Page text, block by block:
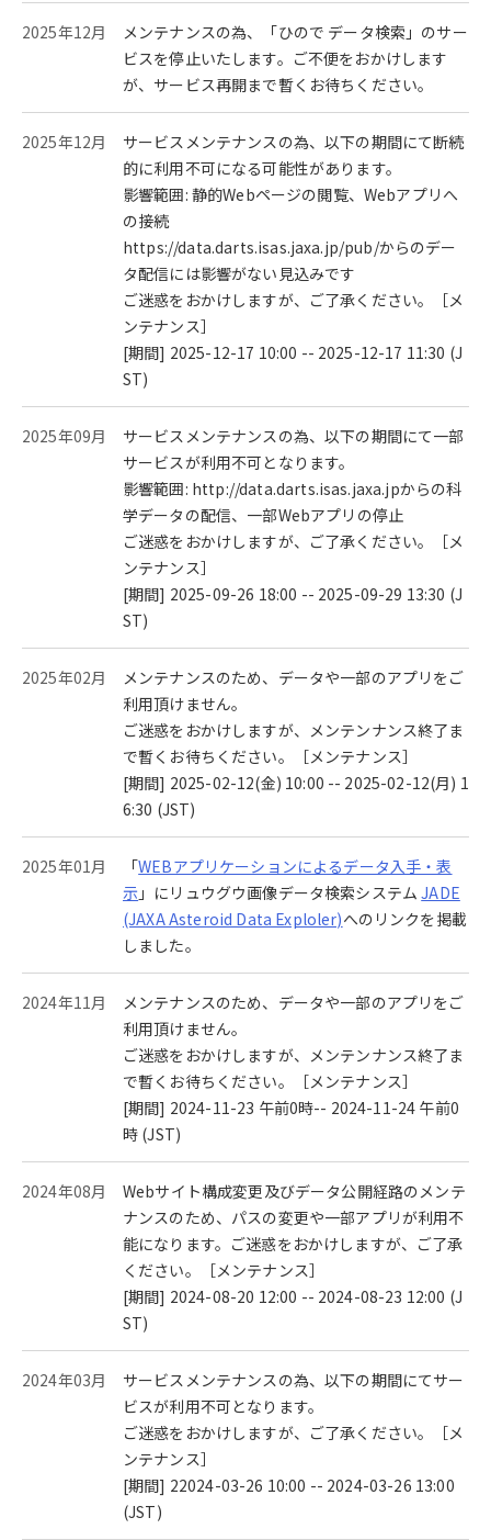
2025年12月
メンテナンスの為、「ひので データ検索」のサー
ビスを停止いたします。ご不便をおかけします
が、サービス再開まで暫くお待ちください。
2025年12月
サービスメンテナンスの為、以下の期間にて断続
的に利用不可になる可能性があります。
影響範囲: 静的Webページの閲覧、Webアプリへ
の接続
https://data.darts.isas.jaxa.jp/pub/からのデー
タ配信には影響がない見込みです
ご迷惑をおかけしますが、ご了承ください。［メ
ンテナンス］
[期間] 2025-12-17 10:00 -- 2025-12-17 11:30 (J
ST)
2025年09月
サービスメンテナンスの為、以下の期間にて一部
サービスが利用不可となります。
影響範囲: http://data.darts.isas.jaxa.jpからの科
学データの配信、一部Webアプリの停止
ご迷惑をおかけしますが、ご了承ください。［メ
ンテナンス］
[期間] 2025-09-26 18:00 -- 2025-09-29 13:30 (J
ST)
2025年02月
メンテナンスのため、データや一部のアプリをご
利用頂けません。
ご迷惑をおかけしますが、メンテンナンス終了ま
で暫くお待ちください。［メンテナンス］
[期間] 2025-02-12(金) 10:00 -- 2025-02-12(月) 1
6:30 (JST)
2025年01月 「WEBアプリケーションによるデータ入手・表
示 」にリュウグウ画像データ検索システムJADE
(JAXA Asteroid Data Exploler)へのリンクを掲載
しました。
2024年11月
メンテナンスのため、データや一部のアプリをご
利用頂けません。
ご迷惑をおかけしますが、メンテンナンス終了ま
で暫くお待ちください。［メンテナンス］
[期間] 2024-11-23 午前0時-- 2024-11-24 午前0
時 (JST)
2024年08月
Webサイト構成変更及びデータ公開経路のメンテ
ナンスのため、パスの変更や一部アプリが利用不
能になります。ご迷惑をおかけしますが、ご了承
ください。［メンテナンス］
[期間] 2024-08-20 12:00 -- 2024-08-23 12:00 (J
ST)
2024年03月
サービスメンテナンスの為、以下の期間にてサー
ビスが利用不可となります。
ご迷惑をおかけしますが、ご了承ください。［メ
ンテナンス］
[期間] 22024-03-26 10:00 -- 2024-03-26 13:00
(JST)